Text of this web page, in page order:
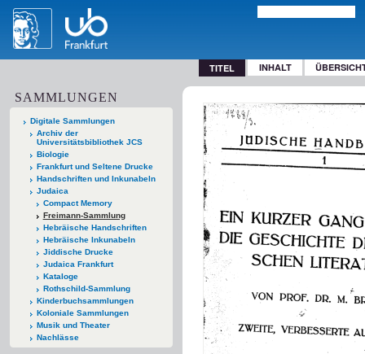
TITEL INHALT
SAMMLUNGEN
Digitale Sammlungen
Archiv der
Universitätsbibliothek JCS
Biologie
Frankfurt und Seltene Drucke
Handschriften und Inkunabeln
Judaica
Compact Memory
Freimann-Sammlung
Hebräische Handschriften
Hebräische Inkunabeln
Jiddische Drucke
Judaica Frankfurt
Kataloge
Rothschild-Sammlung
Kinderbuchsammlungen
Koloniale Sammlungen
Musik und Theater
Nachlässe